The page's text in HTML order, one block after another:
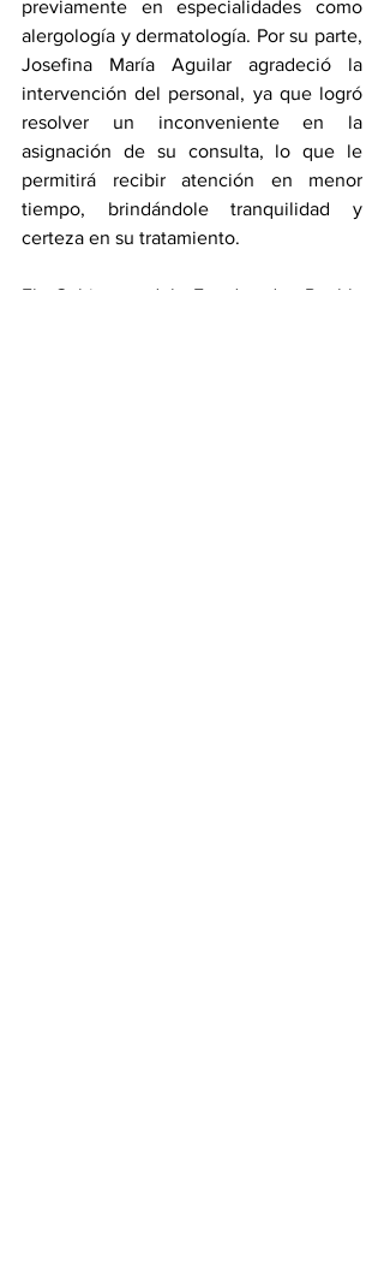
previamente en especialidades como
alergología y dermatología. Por su parte,
Josefina María Aguilar agradeció la
intervención del personal, ya que logró
resolver un inconveniente en la
asignación de su consulta, lo que le
permitirá recibir atención en menor
tiempo, brindándole tranquilidad y
certeza en su tratamiento.
El Gobierno del Estado de Puebla